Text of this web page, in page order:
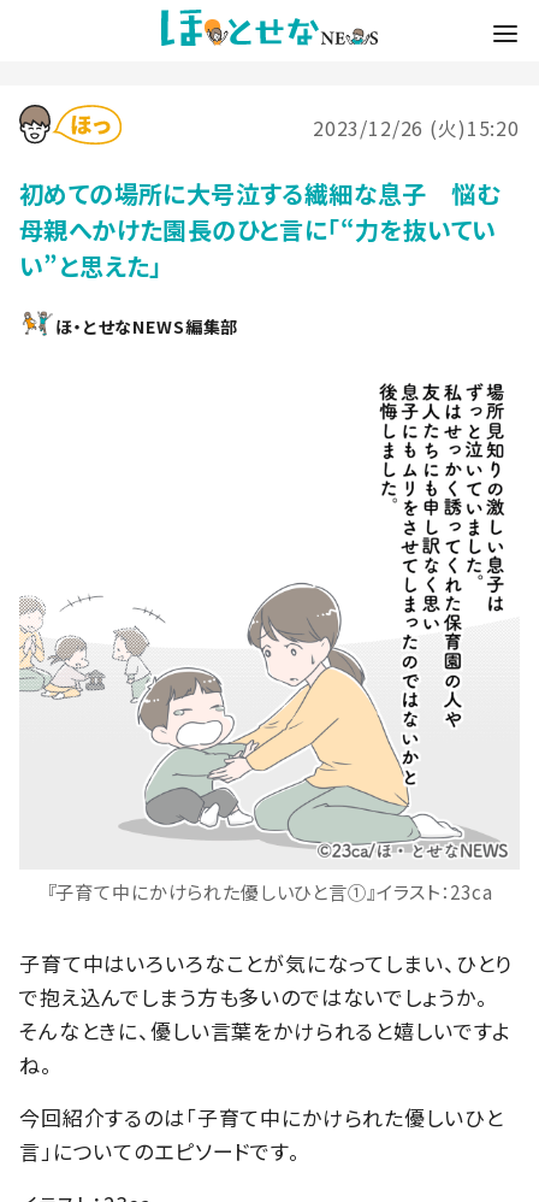
2023/12/26 (火)15:20
初めての場所に大号泣する繊細な息子 悩む
母親へかけた園長のひと言に「“力を抜いてい
い”と思えた」
ほ・とせなNEWS編集部
『子育て中にかけられた優しいひと言①』イラスト：23ca
子育て中はいろいろなことが気になってしまい、ひとり
で抱え込んでしまう方も多いのではないでしょうか。
そんなときに、優しい言葉をかけられると嬉しいですよ
ね。
今回紹介するのは「子育て中にかけられた優しいひと
言」についてのエピソードです。